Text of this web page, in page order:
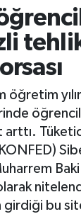
bu
ve Fikstür